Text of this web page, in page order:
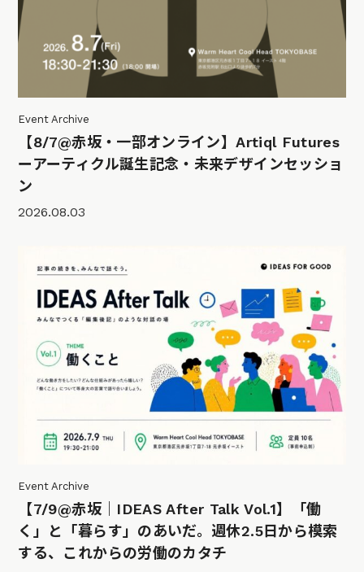
Event Archive
【8/7@赤坂・一部オンライン】Artiql Futures
ーアーティクル誕生記念・未来デザインセッショ
ン
2026.08.03
Event Archive
【7/9@赤坂｜IDEAS After Talk Vol.1】「働
く」と「暮らす」のあいだ。週休2.5日から模索
する、これからの労働のカタチ